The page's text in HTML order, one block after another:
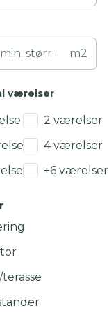
m2
værelser
2 værelser
4 værelser
+6 værelser